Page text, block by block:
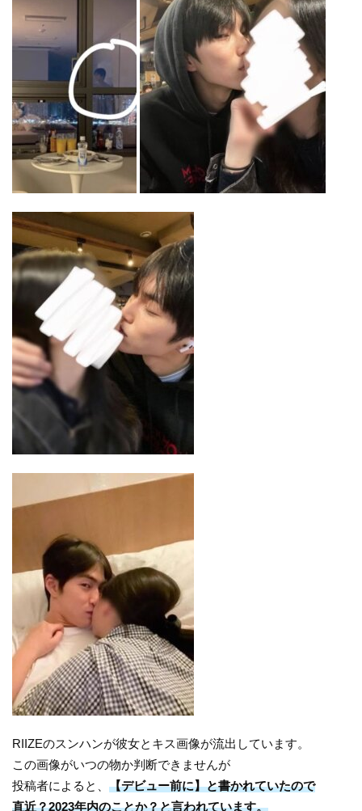
RIIZEのスンハンが彼女とキス画像が流出しています。
この画像がいつの物か判断できませんが
投稿者によると、【デビュー前に】と書かれていたので
直近？2023年内のことか？と言われています。